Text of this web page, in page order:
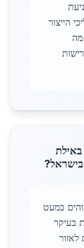
הייצור
מה
באילת
בישראל?
במעט
בעיקר
לאזור